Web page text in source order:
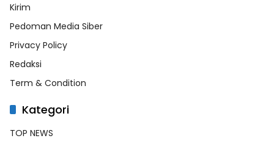
Kirim
Pedoman Media Siber
Privacy Policy
Redaksi
Term & Condition
Kategori
TOP NEWS